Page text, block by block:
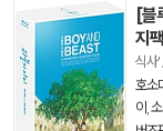
[블
지
식사'
호소
이